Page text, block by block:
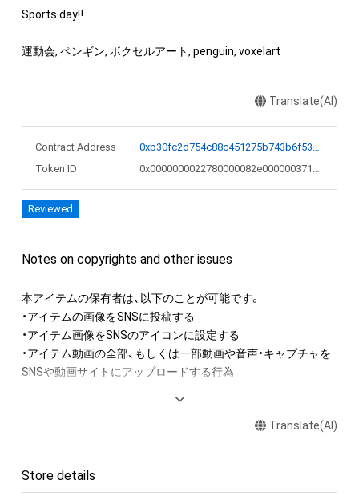
Sports day‼
運動会, ペンギン, ボクセルアート, penguin, voxelart
Translate(AI)
Contract Address
0xb30fc2d754c88c451275b743b6f530f19f643683
Token ID
0x0000000022780000082e00000037106e
Reviewed
Notes on copyrights and other issues
本アイテムの保有者は、以下のことが可能です。
・アイテムの画像をSNSに投稿する
・アイテム画像をSNSのアイコンに設定する
・アイテム動画の全部、もしくは一部動画や音声・キャプチャを
SNSや動画サイトにアップロードする行為
・本アイテムに関する創作物(画像および映像、音楽、商標または
産権(それらの権利を取得し、又はそれらの権利につき登録等を
Translate(AI)
Store details